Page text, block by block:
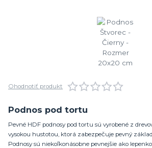
Ohodnotiť produkt
Podnos pod tortu
Pevné HDF podnosy pod tortu sú vyrobené z
vysokou hustotou, ktorá zabezpečuje pevný
Podnosy sú niekoľkonásobne pevnejšie ako